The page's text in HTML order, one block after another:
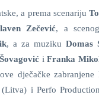
a prema scenariju
Zečević, a
, a za muziku Domas
iFranka
dječačke
i Perfo